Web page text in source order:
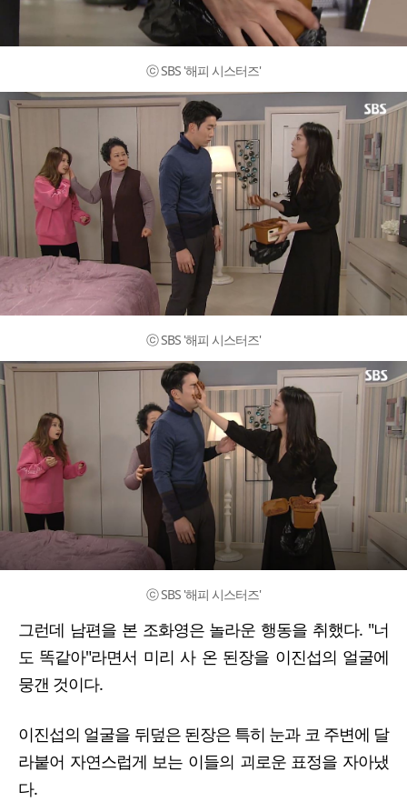
ⓒ SBS '해피 시스터즈'
ⓒ SBS '해피 시스터즈'
ⓒ SBS '해피 시스터즈'
그런데 남편을 본 조화영은 놀라운 행동을 취했다. "너
도 똑같아"라면서 미리 사 온 된장을 이진섭의 얼굴에
뭉갠 것이다.
이진섭의 얼굴을 뒤덮은 된장은 특히 눈과 코 주변에 달
라붙어 자연스럽게 보는 이들의 괴로운 표정을 자아냈
다.